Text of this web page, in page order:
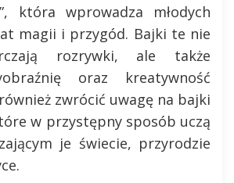
która wprowadza młodych
magii i przygód. Bajki te nie
rozrywki, ale także
oraz kreatywność
zwrócić uwagę na bajki
w przystępny sposób uczą
je świecie, przyrodzie